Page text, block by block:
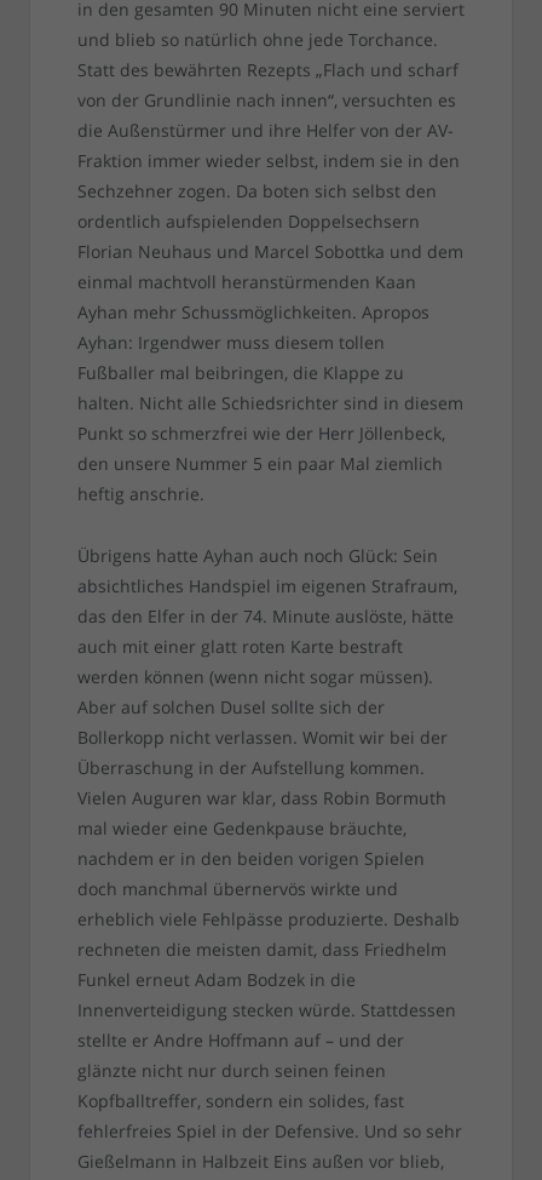
in den gesamten 90 Minuten nicht eine serviert
und blieb so natürlich ohne jede Torchance.
Statt des bewährten Rezepts „Flach und scharf
von der Grundlinie nach innen“, versuchten es
die Außenstürmer und ihre Helfer von der AV-
Fraktion immer wieder selbst, indem sie in den
Sechzehner zogen. Da boten sich selbst den
ordentlich aufspielenden Doppelsechsern
Florian Neuhaus und Marcel Sobottka und dem
einmal machtvoll heranstürmenden Kaan
Ayhan mehr Schussmöglichkeiten. Apropos
Ayhan: Irgendwer muss diesem tollen
Fußballer mal beibringen, die Klappe zu
halten. Nicht alle Schiedsrichter sind in diesem
Punkt so schmerzfrei wie der Herr Jöllenbeck,
den unsere Nummer 5 ein paar Mal ziemlich
heftig anschrie.
Übrigens hatte Ayhan auch noch Glück: Sein
absichtliches Handspiel im eigenen Strafraum,
das den Elfer in der 74. Minute auslöste, hätte
auch mit einer glatt roten Karte bestraft
werden können (wenn nicht sogar müssen).
Aber auf solchen Dusel sollte sich der
Bollerkopp nicht verlassen. Womit wir bei der
Überraschung in der Aufstellung kommen.
Vielen Auguren war klar, dass Robin Bormuth
mal wieder eine Gedenkpause bräuchte,
nachdem er in den beiden vorigen Spielen
doch manchmal übernervös wirkte und
erheblich viele Fehlpässe produzierte. Deshalb
rechneten die meisten damit, dass Friedhelm
Funkel erneut Adam Bodzek in die
Innenverteidigung stecken würde. Stattdessen
stellte er Andre Hoffmann auf – und der
glänzte nicht nur durch seinen feinen
Kopfballtreffer, sondern ein solides, fast
fehlerfreies Spiel in der Defensive. Und so sehr
Gießelmann in Halbzeit Eins außen vor blieb,